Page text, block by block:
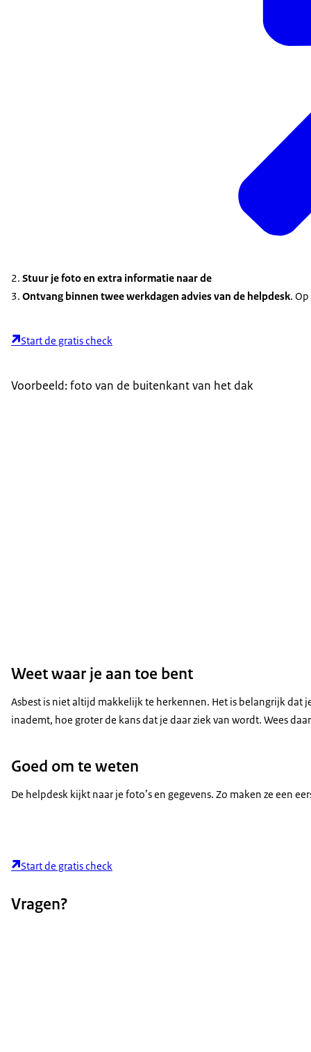
Stuur je foto en extra informatie naar de
Ontvang binnen twee werkdagen advies van de helpdesk.
Start de gratis check
Voorbeeld: foto van de buitenkant van het dak
Weet waar je aan toe bent
Asbest is niet altijd makkelijk te herkennen. Het is belangrijk dat
inademt, hoe groter de kans dat je daar ziek van wordt. Wees
Goed om te weten
De helpdesk kijkt naar je foto’s en gegevens. Zo maken ze een
Start de gratis check
Vragen?